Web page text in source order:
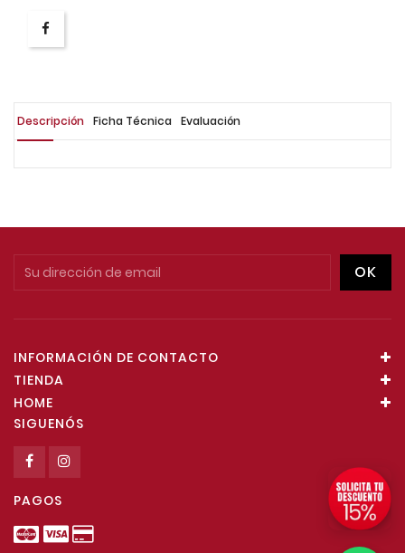
Descripción Ficha Técnica Evaluación
INFORMACIÓN DE CONTACTO
TIENDA
HOME
SIGUENÓS
PAGOS